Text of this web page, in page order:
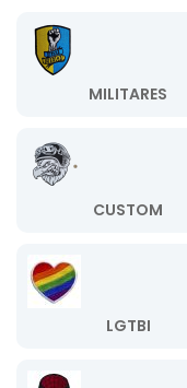
MILITARES
CUSTOM
LGTBI